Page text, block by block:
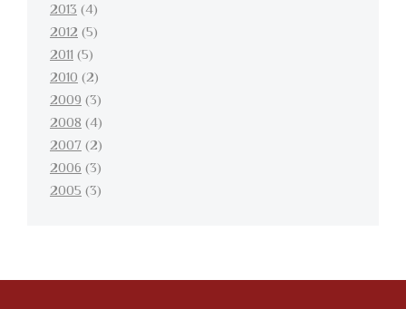
2013(4)
2012(5)
2011(5)
2010(2)
2009(3)
2008(4)
2007(2)
2006(3)
2005(3)